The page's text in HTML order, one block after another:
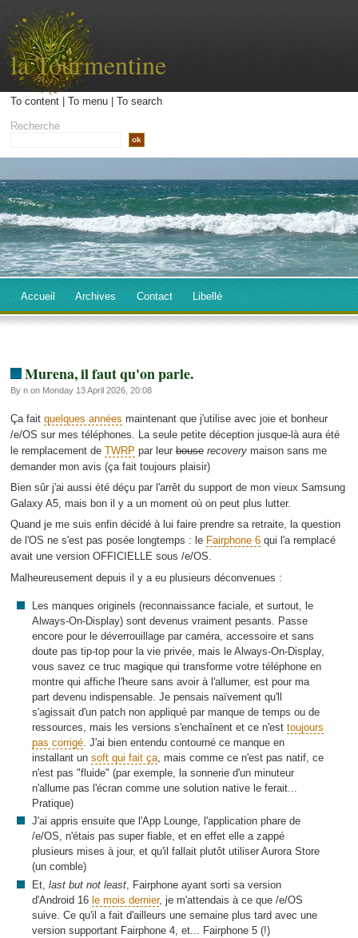
la Tourmentine
To content| To menu| To search
Recherche
Accueil Archives Contact Libellé
Murena, il faut qu'on parle.
By n on Monday 13 April 2026, 20:08
Ça fait quelques années maintenant que j'utilise avec joie et bonheur
/e/OS sur mes téléphones. La seule petite déception jusque-là aura été
le remplacement de TWRP par leurbouse recoverymaison sans me
demander mon avis (ça fait toujours plaisir)
Bien sûr j'ai aussi été déçu par l'arrêt du support de mon vieux Samsung
Galaxy A5, mais bon il y a un moment où on peut plus lutter.
Quand je me suis enfin décidé à lui faire prendre sa retraite, la question
de l'OS ne s'est pas posée longtemps : le Fairphone 6qui l'a remplacé
avait une version OFFICIELLE sous /e/OS.
Malheureusement depuis il y a eu plusieurs déconvenues :
Les manques originels (reconnaissance faciale, et surtout, le
Always-On-Display) sont devenus vraiment pesants. Passe
encore pour le déverrouillage par caméra, accessoire et sans
doute pas tip-top pour la vie privée, mais le Always-On-Display,
vous savez ce truc magique qui transforme votre téléphone en
montre qui affiche l'heure sans avoir à l'allumer, est pour ma
part devenu indispensable. Je pensais naïvement qu'll
s'agissait d'un patch non appliqué par manque de temps ou de
ressources, mais les versions s'enchaînent et ce n'esttoujours
pas corrigé . J'ai bien entendu contourné ce manque en
installant unsoft qui fait ça , mais comme ce n'est pas natif, ce
n'est pas "fluide" (par exemple, la sonnerie d'un minuteur
n'allume pas l'écran comme une solution native le ferait...
Pratique)
J'ai appris ensuite que l'App Lounge, l'application phare de
/e/OS, n'étais pas super fiable, et en effet elle a zappé
plusieurs mises à jour, et qu'il fallait plutôt utiliser Aurora Store
(un comble)
Et,last but not least, Fairphone ayant sorti sa version
d'Android 16 le mois dernier, je m'attendais à ce que /e/OS
suive. Ce qu'il a fait d'ailleurs une semaine plus tard avec une
version supportant Fairphone 4, et... Fairphone 5 (!)